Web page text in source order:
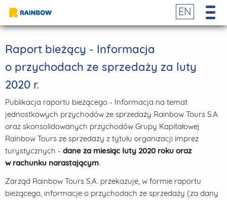
EN
Raport bieżący - Informacja
o przychodach ze sprzedaży za luty
2020 r.
Publikacja raportu bieżącego - Informacja na temat
jednostkowych przychodów ze sprzedaży Rainbow Tours S.A.
oraz skonsolidowanych przychodów Grupy Kapitałowej
Rainbow Tours ze sprzedaży z tytułu organizacji imprez
turystycznych - dane za miesiąc luty 2020 roku oraz
w rachunku narastającym.
Zarząd Rainbow Tours S.A. przekazuje, w formie raportu
bieżącego, informacje o przychodach ze sprzedaży (za dany